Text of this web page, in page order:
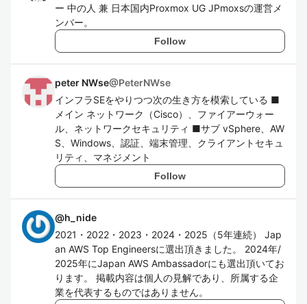
ー 中の人 兼 日本国内Proxmox UG JPmoxsの運営メ
ンバー。
Follow
peter NWse@PeterNWse
インフラSEをやりつつ次の生き方を模索している ■
メイン ネットワーク（Cisco）、ファイアーウォー
ル、ネットワークセキュリティ ■サブ vSphere、AW
S、Windows、認証、端末管理、クライアントセキュ
リティ、マネジメント
Follow
@h_nide
2021・2022・2023・2024・2025（5年連続） Jap
an AWS Top Engineersに選出頂きました。 2024年/
2025年にJapan AWS Ambassadorにも選出頂いてお
ります。 掲載内容は個人の見解であり、所属する企
業を代表するものではありません。